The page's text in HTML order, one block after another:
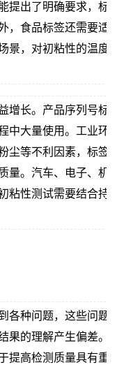
提出了明确要求，标
，食品标签还需要适
景，对初粘性的温度
增长。产品序列号标
中大量使用。工业环
尘等不利因素，标签
量。汽车、电子、机
粘性测试需要结合持
各种问题，这些问题
果的理解产生偏差。
提高检测质量具有重